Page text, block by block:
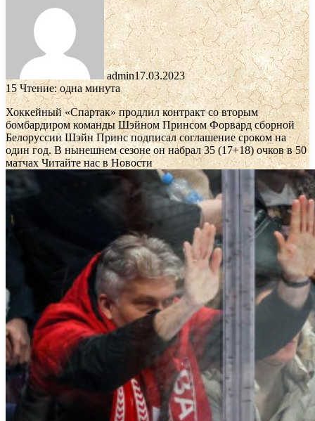
admin17.03.2023
15Чтение: одна минута
Хоккейный «Спартак» продлил контракт со вторым
бомбардиром команды Шэйном ПринсомФорвард сборной
Белоруссии Шэйн Принс подписал соглашение сроком на
один год. В нынешнем сезоне он набрал 35 (17+18) очков в 50
матчах Читайте нас в Новости